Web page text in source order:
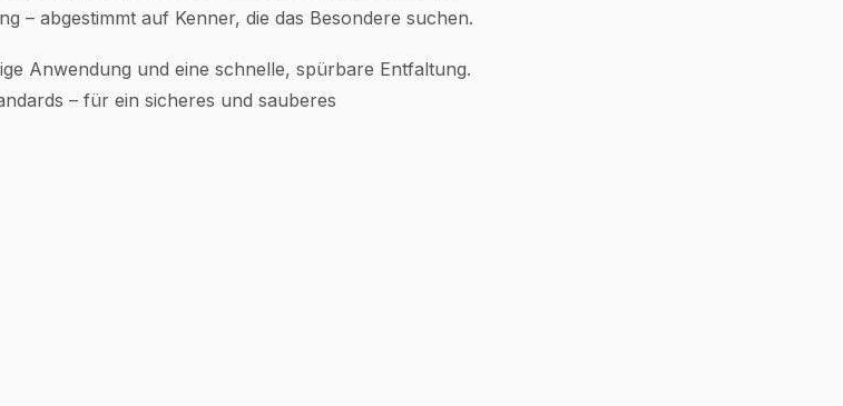
– abgestimmt auf Kenner, die das Besondere suchen.
Anwendung und eine schnelle, spürbare Entfaltung.
– für ein sicheres und sauberes